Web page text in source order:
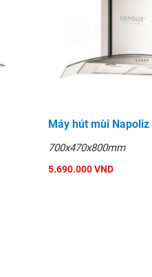
Máy hút mùi
700x470x800mm
5.690.000 VND